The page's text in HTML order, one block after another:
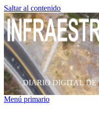
Saltar al contenido
DIARIO DIGITAL DE
Menú primario